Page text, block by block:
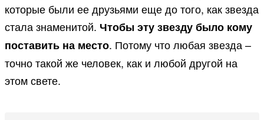
которые были ее друзьями еще до того, как звезда
стала знаменитой. Чтобы эту звезду было кому
поставить на место. Потому что любая звезда –
точно такой же человек, как и любой другой на
этом свете.